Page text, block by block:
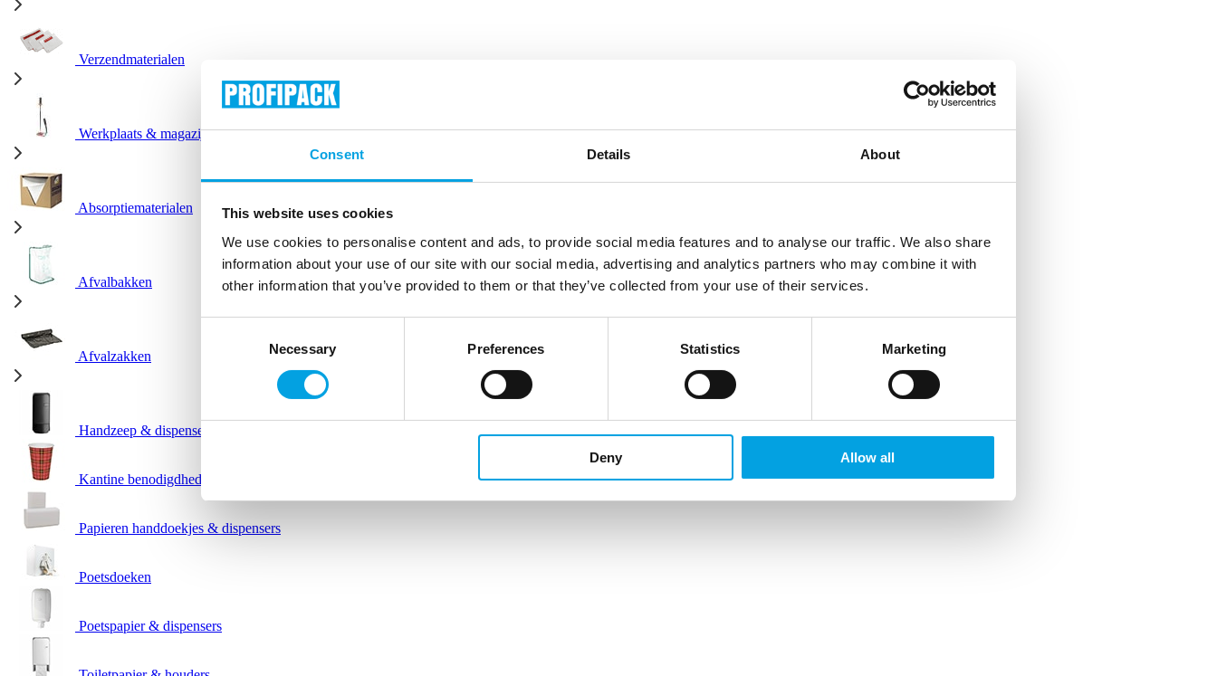
Consent Details About
This website uses cookies
We use cookies to personalise content and ads, to provide social media features and to analyse our traffic. We also share
information about your use of our site with our social media, advertising and analytics partners who may combine it with
other information that you’ve provided to them or that they’ve collected from your use of their services.
Necessary Preferences Statistics Marketing
Deny Allow all
Verzendmaterialen
Werkplaats & magazijn
Absorptiematerialen
Afvalbakken
Afvalzakken
Handzeep & dispensers
Kantine benodigdheden
Papieren handdoekjes & dispensers
Poetsdoeken
Poetspapier & dispensers